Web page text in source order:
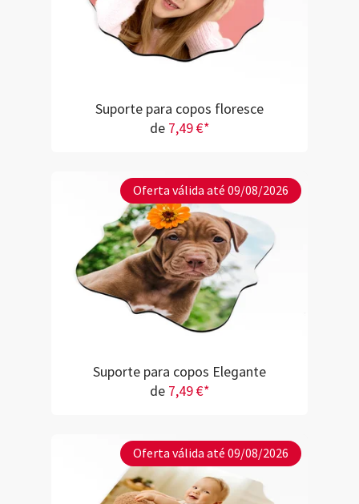
Suporte para copos floresce
de 7,49 €*
Oferta válida até 09/08/2026
Suporte para copos Elegante
de 7,49 €*
Oferta válida até 09/08/2026